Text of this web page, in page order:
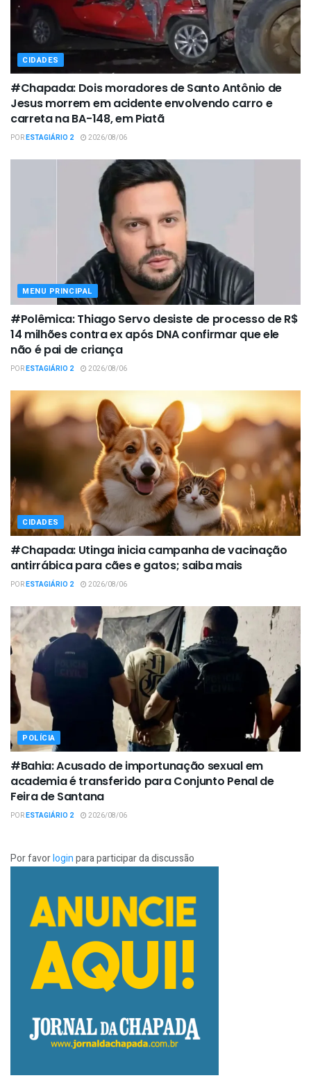
CIDADES
#Chapada: Dois moradores de Santo Antônio de
Jesus morrem em acidente envolvendo carro e
carreta na BA-148, em Piatã
PORESTAGIÁRIO 2 2026/08/06
MENU PRINCIPAL
#Polêmica: Thiago Servo desiste de processo de R$
14 milhões contra ex após DNA confirmar que ele
não é pai de criança
PORESTAGIÁRIO 2 2026/08/06
CIDADES
#Chapada: Utinga inicia campanha de vacinação
antirrábica para cães e gatos; saiba mais
PORESTAGIÁRIO 2 2026/08/06
POLÍCIA
#Bahia: Acusado de importunação sexual em
academia é transferido para Conjunto Penal de
Feira de Santana
PORESTAGIÁRIO 2 2026/08/06
Por favorloginpara participar da discussão